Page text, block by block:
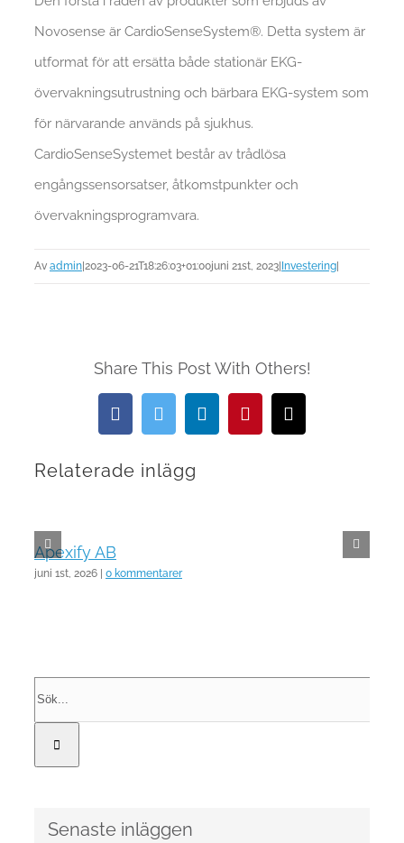
Novosense är CardioSenseSystem®. Detta system är
utformat för att ersätta både stationär EKG-
övervakningsutrustning och bärbara EKG-system som
för närvarande används på sjukhus.
CardioSenseSystemet består av trådlösa
engångssensorsatser, åtkomstpunkter och
övervakningsprogramvara.
Av admin 2023-06-21T18:26:03+01:00juni 21st, 2023 Investering
Share This Post With Others!
FacebookTwitterLinkedInPinterest
E-
post
Relaterade inlägg
Apexify AB
juni 1st, 2026 | 0 kommentarer
Sök
efter:
Senaste inläggen